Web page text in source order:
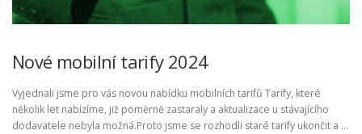
Nové mobilní tarify 2024
Vyjednali jsme pro vás novou nabídku mobilních tarifů Tarify, které
několik let nabízíme, již poměrně zastaraly a aktualizace u stávajícího
dodavatele nebyla možná.Proto jsme se rozhodli staré tarify ukončit a …